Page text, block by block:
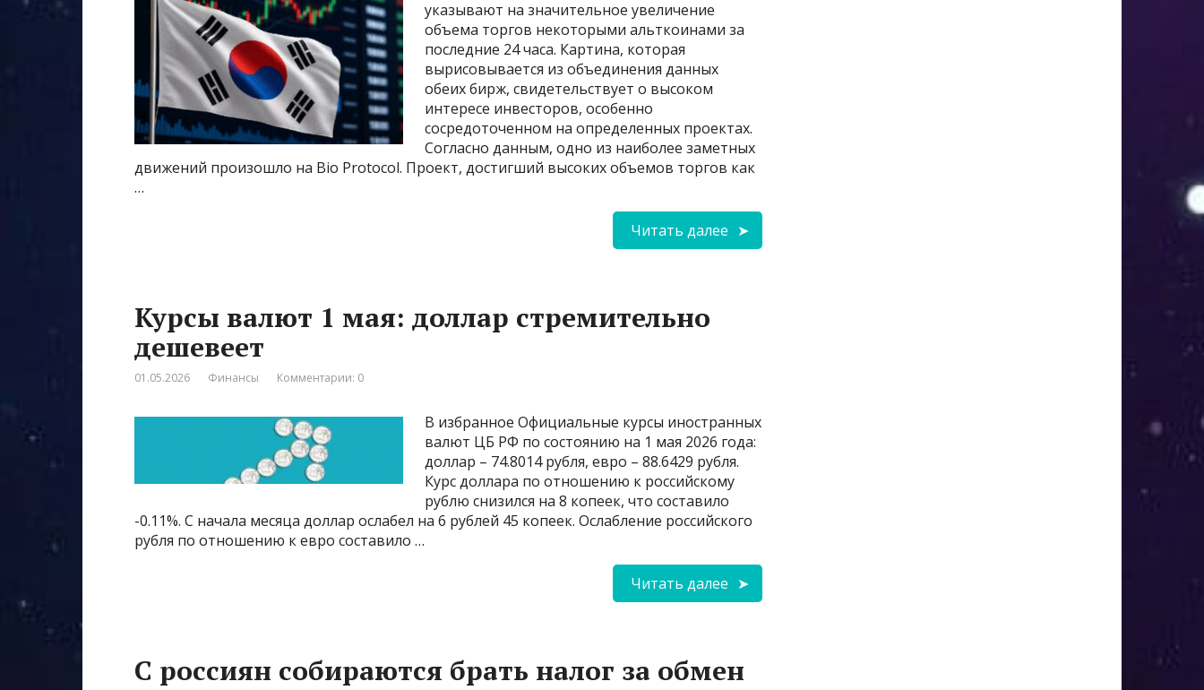
указывают на значительное увеличение
объема торгов некоторыми альткоинами за
последние 24 часа. Картина, которая
вырисовывается из объединения данных
обеих бирж, свидетельствует о высоком
интересе инвесторов, особенно
сосредоточенном на определенных проектах.
Согласно данным, одно из наиболее заметных
движений произошло на Bio Protocol. Проект, достигший высоких объемов торгов как
…
Читать далее
Курсы валют 1 мая: доллар стремительно
дешевеет
01.05.2026 Финансы Комментарии: 0
В избранное Официальные курсы иностранных
валют ЦБ РФ по состоянию на 1 мая 2026 года:
доллар – 74.8014 рубля, евро – 88.6429 рубля.
Курс доллара по отношению к российскому
рублю снизился на 8 копеек, что составило
-0.11%. С начала месяца доллар ослабел на 6 рублей 45 копеек. Ослабление российского
рубля по отношению к евро составило …
Читать далее
С россиян собираются брать налог за обмен